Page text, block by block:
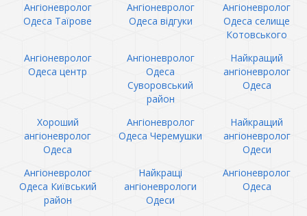
Ангіоневролог
Одеса Таїрове
Ангіоневролог
Одеса відгуки
Ангіоневролог
Одеса селище
Котовського
Ангіоневролог
Одеса центр
Ангіоневролог
Одеса
Суворовський
район
Найкращий
ангіоневролог
Одеса
Хороший
ангіоневролог
Одеса
Ангіоневролог
Одеса Черемушки
Найкращий
ангіоневролог
Одеси
Ангіоневролог
Одеса Київський
район
Найкращі
ангіоневрологи
Одеси
Ангіоневролог
Одеса